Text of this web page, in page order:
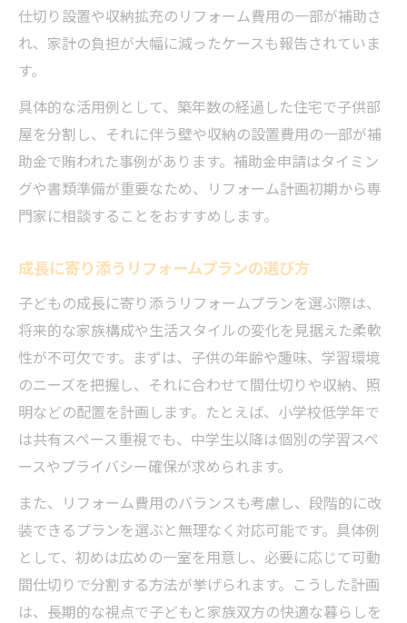
仕切り設置や収納拡充のリフォーム費用の一部が補助さ
れ、家計の負担が大幅に減ったケースも報告されていま
す。
具体的な活用例として、築年数の経過した住宅で子供部
屋を分割し、それに伴う壁や収納の設置費用の一部が補
助金で賄われた事例があります。補助金申請はタイミン
グや書類準備が重要なため、リフォーム計画初期から専
門家に相談することをおすすめします。
成長に寄り添うリフォームプランの選び方
子どもの成長に寄り添うリフォームプランを選ぶ際は、
将来的な家族構成や生活スタイルの変化を見据えた柔軟
性が不可欠です。まずは、子供の年齢や趣味、学習環境
のニーズを把握し、それに合わせて間仕切りや収納、照
明などの配置を計画します。たとえば、小学校低学年で
は共有スペース重視でも、中学生以降は個別の学習スペ
ースやプライバシー確保が求められます。
また、リフォーム費用のバランスも考慮し、段階的に改
装できるプランを選ぶと無理なく対応可能です。具体例
として、初めは広めの一室を用意し、必要に応じて可動
間仕切りで分割する方法が挙げられます。こうした計画
は、長期的な視点で子どもと家族双方の快適な暮らしを